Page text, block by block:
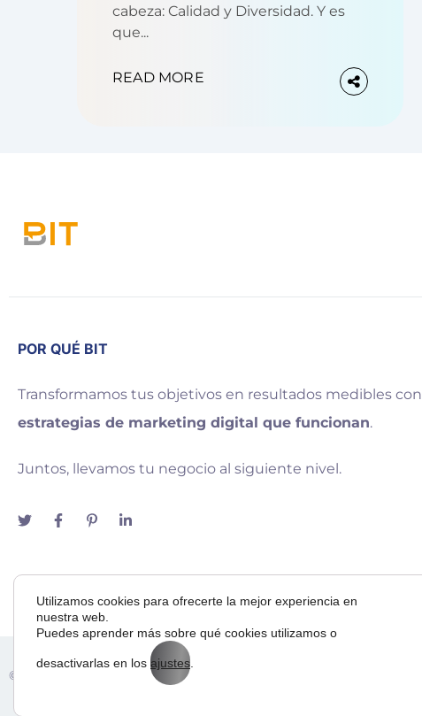
cabeza: Calidad y Diversidad. Y es
que...
READ MORE
POR QUÉ BIT
Transformamos tus objetivos en resultados medibles con
estrategias de marketing digital que funcionan.
Juntos, llevamos tu negocio al siguiente nivel.
© 2025 — Bit Way To Human Slu. desarrollado por
Utilizamos cookies para ofrecerte la mejor experiencia en
nuestra web.
Puedes aprender más sobre qué cookies utilizamos o
desactivarlas en los ajustes